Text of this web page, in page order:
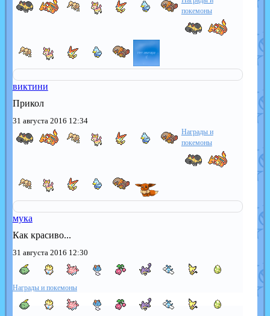
покемоны
виктини
Прикол
31 августа 2016 12:34
Награды и
покемоны
мука
Как красиво...
31 августа 2016 12:30
Награды и покемоны